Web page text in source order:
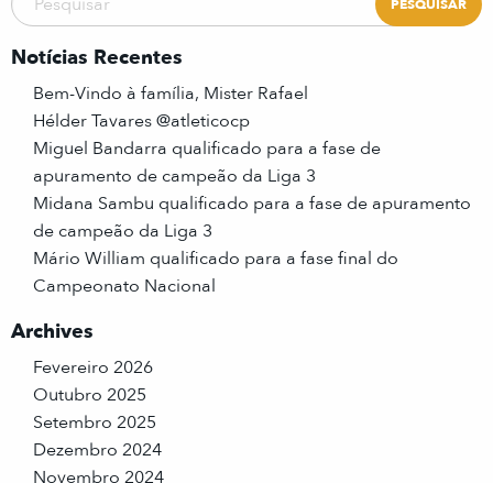
Notícias Recentes
Bem-Vindo à família, Mister Rafael
Hélder Tavares @atleticocp
Miguel Bandarra qualificado para a fase de
apuramento de campeão da Liga 3
Midana Sambu qualificado para a fase de apuramento
de campeão da Liga 3
Mário William qualificado para a fase final do
Campeonato Nacional
Archives
Fevereiro 2026
Outubro 2025
Setembro 2025
Dezembro 2024
Novembro 2024